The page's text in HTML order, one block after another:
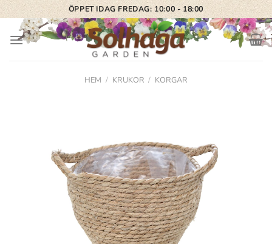
Skip
to
content
ÖPPET IDAG FREDAG: 10:00 - 18:00
HEM / KRUKOR / KORGAR